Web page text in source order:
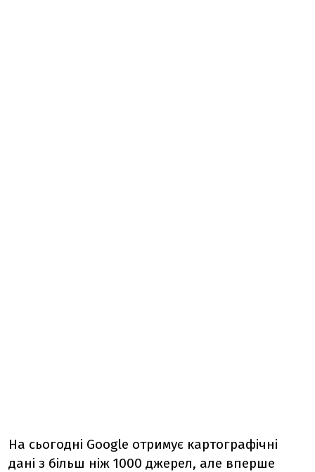
На сьогодні Google отримує картографічні
дані з більш ніж 1000 джерел, але вперше